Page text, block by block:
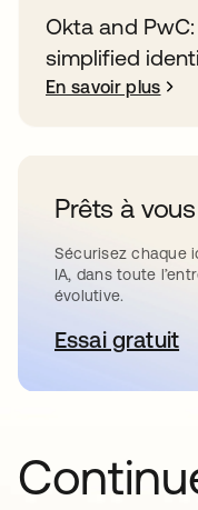
Okta and
simplified
En savoir plus
Prêts à
Sécurisez chaque
IA, dans toute
évolutive.
Essai gratuit
s’ouvre